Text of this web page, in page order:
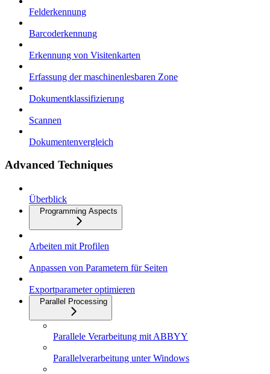
Felderkennung
Barcoderkennung
Erkennung von Visitenkarten
Erfassung der maschinenlesbaren Zone
Dokumentklassifizierung
Scannen
Dokumentenvergleich
Advanced Techniques
Überblick
Programming Aspects
Arbeiten mit Profilen
Anpassen von Parametern für Seiten
Exportparameter optimieren
Parallel Processing
Parallele Verarbeitung mit ABBYY
Parallelverarbeitung unter Windows